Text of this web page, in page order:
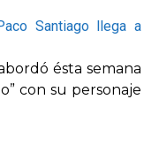
Santiago llega a
ésta semana
con su personaje